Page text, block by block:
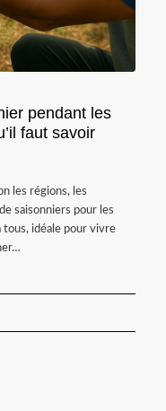
pendant les
faut savoir
les régions, les
saisonniers pour les
tous, idéale pour vivre